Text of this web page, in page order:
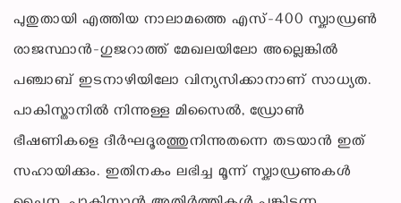
പുതുതായി എത്തിയ നാലാമത്തെ എസ്-400 സ്ക്വാഡ്രൺ
രാജസ്ഥാൻ-ഗുജറാത്ത് മേഖലയിലോ അല്ലെങ്കിൽ
പഞ്ചാബ് ഇടനാഴിയിലോ വിന്യസിക്കാനാണ് സാധ്യത.
പാകിസ്താനിൽ നിന്നുള്ള മിസൈൽ, ഡ്രോൺ
ഭീഷണികളെ ദീർഘദൂരത്തുനിന്നുതന്നെ തടയാൻ ഇത്
സഹായിക്കും. ഇതിനകം ലഭിച്ച മൂന്ന് സ്ക്വാഡ്രണുകൾ